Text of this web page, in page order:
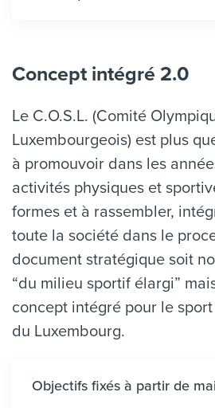
Concept intégré 2.0
Le C.O.S.L. (Comité
Luxembourgeois) est plus
à promouvoir dans les
activités physiques et
formes et à rassembler,
toute la société dans le
document stratégique soit
“du milieu sportif élargi”
concept intégré pour le
du Luxembourg.
Objectifs fixés à partir de